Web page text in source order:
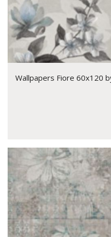
Wallpapers Fiore 60x120